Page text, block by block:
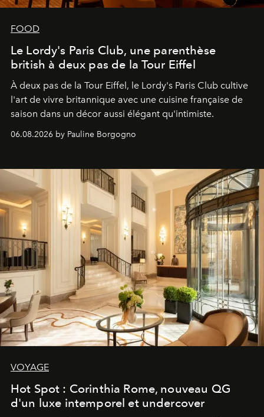
FOOD
Le Lordy's Paris Club, une parenthèse
british à deux pas de la Tour Eiffel
À deux pas de la Tour Eiffel, le Lordy's Paris Club cultive
l'art de vivre britannique avec une cuisine française de
saison dans un décor aussi élégant qu'intimiste.
06.08.2026 by Pauline Borgogno
VOYAGE
Hot Spot : Corinthia Rome, nouveau QG
d'un luxe intemporel et undercover